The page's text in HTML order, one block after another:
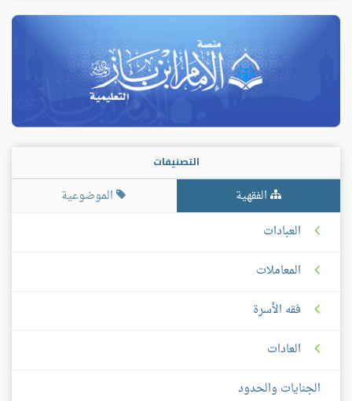
التصنيفات
الفقهية
الموضوعية
العبادات
المعاملات
فقه الأسرة
العادات
الجنايات والحدود